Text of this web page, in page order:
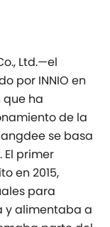
Ltd.—el
por INNIO en
ha
de la
se basa
El primer
en 2015,
para
y alimentaba a